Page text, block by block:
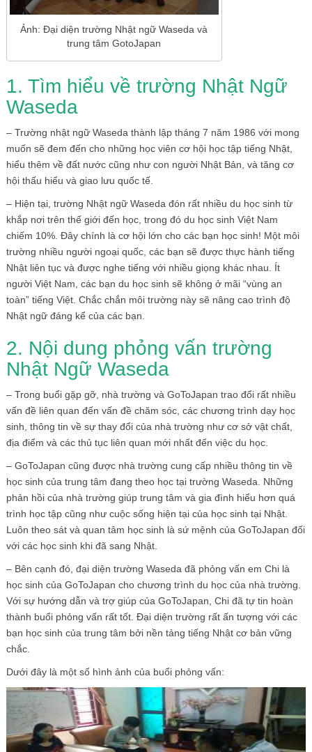
Ảnh: Đại diện trường Nhật ngữ Waseda và
trung tâm GotoJapan
1. Tìm hiểu về trường Nhật Ngữ
Waseda
– Trường nhật ngữ Waseda thành lập tháng 7 năm 1986 với mong
muốn sẽ đem đến cho những học viên cơ hội học tập tiếng Nhật,
hiểu thêm về đất nước cũng như con người Nhật Bản, và tăng cơ
hội thấu hiểu và giao lưu quốc tế.
– Hiện tại, trường Nhật ngữ Waseda đón rất nhiều du học sinh từ
khắp nơi trên thế giới đến học, trong đó du học sinh Việt Nam
chiếm 10%. Đây chính là cơ hội lớn cho các bạn học sinh! Một môi
trường nhiều người ngoại quốc, các bạn sẽ được thực hành tiếng
Nhật liên tục và được nghe tiếng với nhiều giọng khác nhau. Ít
người Việt Nam, các bạn du học sinh sẽ không ở mãi “vùng an
toàn” tiếng Việt. Chắc chắn môi trường này sẽ nâng cao trình độ
Nhật ngữ đáng kể của các bạn.
2. Nội dung phỏng vấn trường
Nhật Ngữ Waseda
– Trong buổi gặp gỡ, nhà trường và GoToJapan trao đổi rất nhiều
vấn đề liên quan đến vấn đề chăm sóc, các chương trình dạy học
sinh, thông tin về sự thay đổi của nhà trường như cơ sở vật chất,
địa điểm và các thủ tục liên quan mới nhất đến việc du học.
– GoToJapan cũng được nhà trường cung cấp nhiều thông tin về
học sinh của trung tâm đang theo học tại trường Waseda. Những
phản hồi của nhà trường giúp trung tâm và gia đình hiểu hơn quá
trình học tập cũng như cuộc sống hiện tại của học sinh tại Nhật.
Luôn theo sát và quan tâm học sinh là sứ mệnh của GoToJapan đối
với các học sinh khi đã sang Nhật.
– Bên cạnh đó, đại diện trường Waseda đã phỏng vấn em Chi là
học sinh của GoToJapan cho chương trình du học của nhà trường.
Với sự hướng dẫn và trợ giúp của GoToJapan, Chi đã tự tin hoàn
thành buổi phỏng vấn rất tốt. Đại diện trường rất ấn tượng với các
bạn học sinh của trung tâm bởi nền tảng tiếng Nhật cơ bản vững
chắc.
Dưới đây là một số hình ảnh của buổi phỏng vấn: